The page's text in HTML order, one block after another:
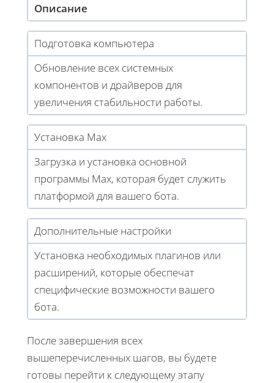
Описание
Подготовка компьютера
Обновление всех системных
компонентов и драйверов для
увеличения стабильности работы.
Установка Max
Загрузка и установка основной
программы Max, которая будет служить
платформой для вашего бота.
Дополнительные настройки
Установка необходимых плагинов или
расширений, которые обеспечат
специфические возможности вашего
бота.
После завершения всех
вышеперечисленных шагов, вы будете
готовы перейти к следующему этапу